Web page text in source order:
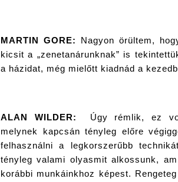
MARTIN GORE:
Nagyon örültem,
kicsit a „zenetanárunknak” is
a házidat, még mielőtt kiadnád a
ALAN WILDER: Úgy rémlik, ez
melynek kapcsán tényleg előre
felhasználni a legkorszerűbb
tényleg valami olyasmit alkossunk,
korábbi munkáinkhoz képest.